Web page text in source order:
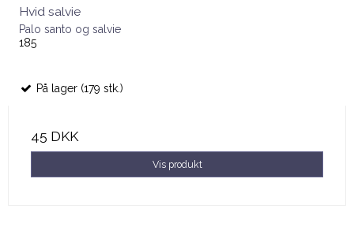
Hvid salvie
Palo santo og salvie
185
På lager (179 stk.)
45 DKK
Vis produkt